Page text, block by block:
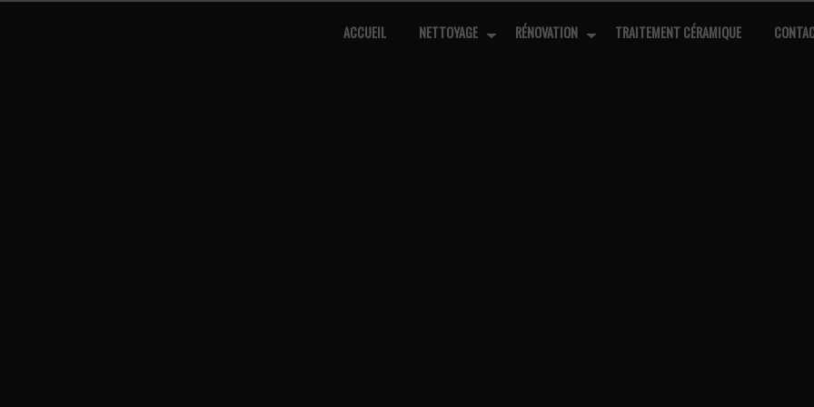
ACCUEIL NETTOYAGE RÉNOVATION TRAITEMENT CÉRAMIQUE